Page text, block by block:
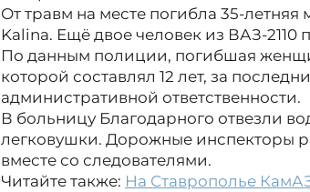
От травм на месте погибла 35-
Kalina. Ещё двое человек из ВАЗ-2110
По данным полиции, погибшая
которой составлял 12 лет, за
административной ответственности.
В больницу Благодарного отвезли
легковушки. Дорожные инспекторы
вместе со следователями.
Читайте также: На Ставрополье